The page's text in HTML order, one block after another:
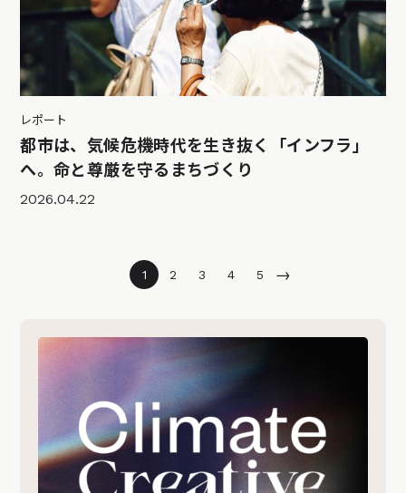
レポート
都市は、気候危機時代を生き抜く「インフラ」
へ。命と尊厳を守るまちづくり
2026.04.22
1 2 3 4 5 →